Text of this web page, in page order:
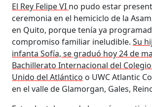
El Rey Felipe VI no pudo estar
ceremonia en el hemiciclo de la
en Quito, porque tenía ya
compromiso familiar ineludible.Su
infanta Sofía, se graduó hoy 24 de
Bachillerato Internacional del
Unido del Atlántico o UWC Atlantic
en el valle de Glamorgan, Gales,